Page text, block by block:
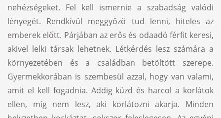
nehézségeket. Fel kell ismernie a szabadság valódi
lényegét. Rendkívül meggyőző tud lenni, hiteles az
emberek előtt. Párjában az erős és odaadó férfit keresi,
akivel lelki társak lehetnek. Létkérdés lesz számára a
környezetében és a családban betöltött szerepe.
Gyermekkorában is szembesül azzal, hogy van valami,
amit el kell fogadnia. Addig küzd és harcol a korlátok
ellen, míg nem lesz, aki korlátozni akarja. Minden